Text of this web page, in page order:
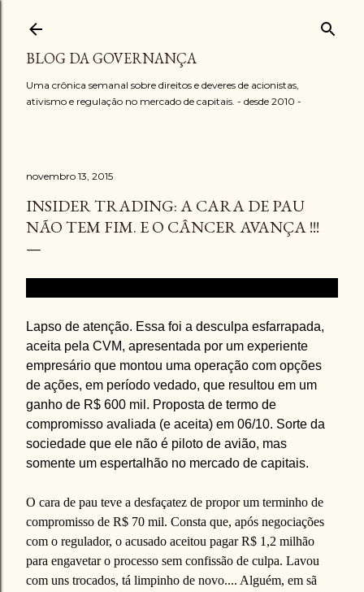
BLOG DA GOVERNANÇA
Uma crônica semanal sobre direitos e deveres de acionistas,
ativismo e regulação no mercado de capitais. - desde 2010 -
novembro 13, 2015
INSIDER TRADING: A CARA DE PAU
NÃO TEM FIM. E O CÂNCER AVANÇA !!!
Lapso de atenção. Essa foi a desculpa esfarrapada,
aceita pela CVM, apresentada por um experiente
empresário que montou uma operação com opções
de ações, em período vedado, que resultou em um
ganho de R$ 600 mil. Proposta de termo de
compromisso avaliada (e aceita) em 06/10. Sorte da
sociedade que ele não é piloto de avião, mas
somente um espertalhão no mercado de capitais.
O cara de pau teve a desfaçatez de propor um terminho de
compromisso de R$ 70 mil. Consta que, após negociações
com o regulador, o acusado aceitou pagar R$ 1,2 milhão
para engavetar o processo sem confissão de culpa. Lavou
com uns trocados, tá limpinho de novo.... Alguém, em sã